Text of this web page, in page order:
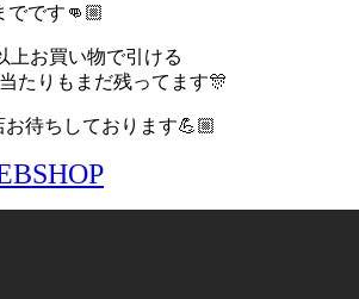
でです👊🏼
上お買い物で引ける
たりもまだ残ってます🎊
待ちしております💪🏼